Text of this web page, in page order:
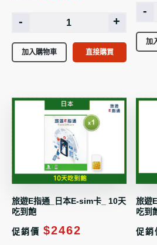
- +
加入購物車 直接購買
-
加
旅遊E指通_日本E-sim卡_ 10天
吃到飽
促銷價 $2462
旅遊
吃到
促銷